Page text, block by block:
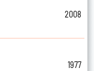
2008
1977